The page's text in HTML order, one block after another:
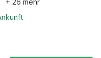
+ 26 mehr